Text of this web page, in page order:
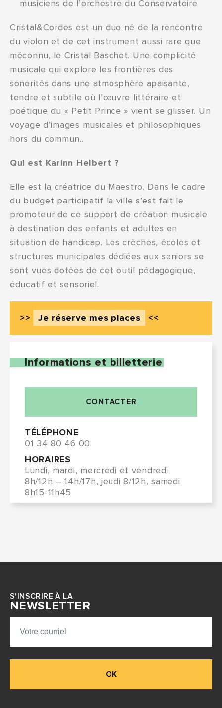
musiciens de l’orchestre du Conservatoire
Cristal&Cordes est un duo né de la rencontre
du violon et de cet instrument aussi rare que
méconnu, le Cristal Baschet. Une complicité
musicale qui explore les frontières des
sonorités dans une atmosphère apaisante,
tendre et subtile où l’œuvre littéraire et
poétique du « Petit Prince » vient se glisser. Un
voyage d’images musicales et philosophiques
hors du commun..
Qui est Karinn Helbert ?
Elle est la créatrice du Maestro. Dans le cadre
du budget participatif la ville s’est fait le
promoteur de ce support de création musicale
à destination des enfants et adultes en
situation de handicap. Les crèches, écoles et
structures municipales dédiées aux seniors se
sont vues dotées de cet outil pédagogique,
éducatif et sensoriel.
>> Je réserve mes places <<
Informations et billetterie
CONTACTER
TÉLÉPHONE
01 34 80 46 00
HORAIRES
Lundi, mardi, mercredi et vendredi
8h/12h – 14h/17h, jeudi 8/12h, samedi
8h15-11h45
S'INSCRIRE À LA
NEWSLETTER
OK